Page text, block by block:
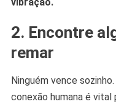
vibração.
2. Encontre
remar
Ninguém vence
conexão humana é